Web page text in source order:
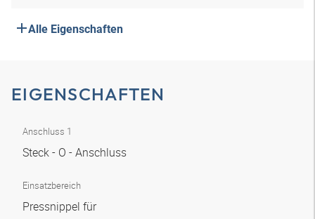
Alle Eigenschaften
EIGENSCHAFTEN
Anschluss 1
Steck - O - Anschluss
Einsatzbereich
Pressnippel für